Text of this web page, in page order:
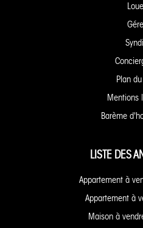
Plan
Mentions
Barème
LISTE DES
Appartement à
Appartement à
Maison à